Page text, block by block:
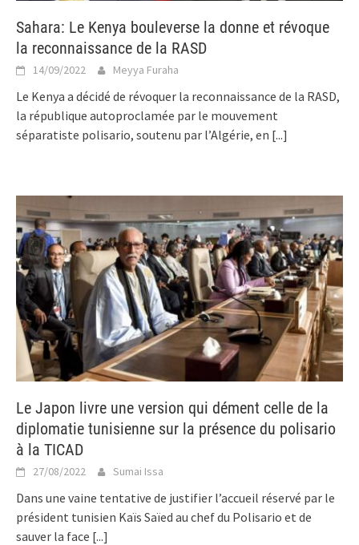
Sahara: Le Kenya bouleverse la donne et révoque
la reconnaissance de la RASD
14/09/2022 Meyya Furaha
Le Kenya a décidé de révoquer la reconnaissance de la RASD,
la république autoproclamée par le mouvement
séparatiste polisario, soutenu par l’Algérie, en [...]
Le Japon livre une version qui dément celle de la
diplomatie tunisienne sur la présence du polisario
à la TICAD
27/08/2022 Sumai Issa
Dans une vaine tentative de justifier l’accueil réservé par le
président tunisien Kaïs Saïed au chef du Polisario et de
sauver la face [...]